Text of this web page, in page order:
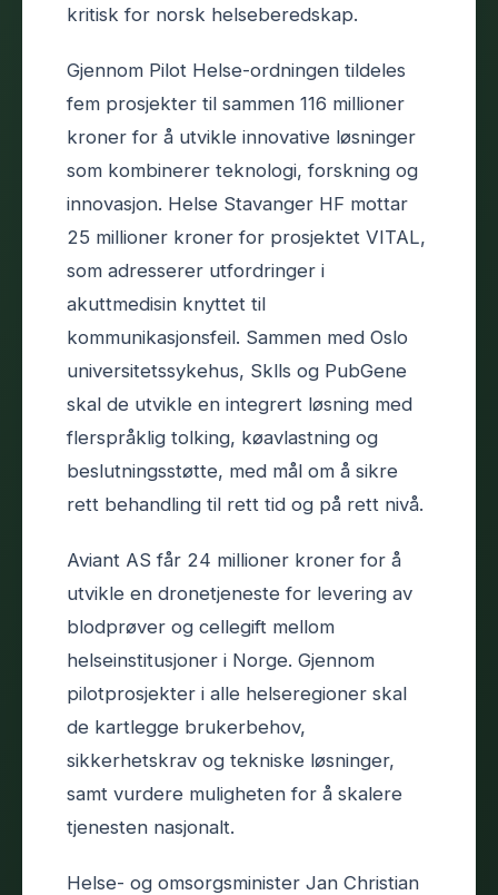
kritisk for norsk helseberedskap.
Gjennom Pilot Helse-ordningen tildeles
fem prosjekter til sammen 116 millioner
kroner for å utvikle innovative løsninger
som kombinerer teknologi, forskning og
innovasjon. Helse Stavanger HF mottar
25 millioner kroner for prosjektet VITAL,
som adresserer utfordringer i
akuttmedisin knyttet til
kommunikasjonsfeil. Sammen med Oslo
universitetssykehus, Sklls og PubGene
skal de utvikle en integrert løsning med
flerspråklig tolking, køavlastning og
beslutningsstøtte, med mål om å sikre
rett behandling til rett tid og på rett nivå.
Aviant AS får 24 millioner kroner for å
utvikle en dronetjeneste for levering av
blodprøver og cellegift mellom
helseinstitusjoner i Norge. Gjennom
pilotprosjekter i alle helseregioner skal
de kartlegge brukerbehov,
sikkerhetskrav og tekniske løsninger,
samt vurdere muligheten for å skalere
tjenesten nasjonalt.
Helse- og omsorgsminister Jan Christian